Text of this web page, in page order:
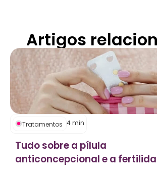
Artigos
Tratamentos 4min
Tudo sobre a pílula
anticoncepcional e a